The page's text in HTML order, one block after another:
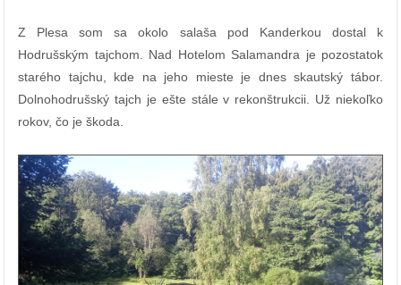
Z Plesa som sa okolo salaša pod Kanderkou dostal k
Hodrušským tajchom. Nad Hotelom Salamandra je pozostatok
starého tajchu, kde na jeho mieste je dnes skautský tábor.
Dolnohodrušský tajch je ešte stále v rekonštrukcii. Už niekoľko
rokov, čo je škoda.